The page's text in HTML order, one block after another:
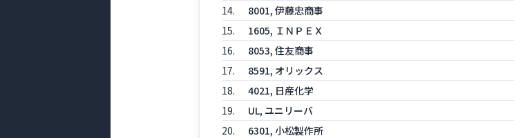
14.
8001, 伊藤忠商事
15.
1605, ＩＮＰＥＸ
16.
8053, 住友商事
17.
8591, オリックス
18.
4021, 日産化学
19.
UL, ユニリーバ
20.
6301, 小松製作所